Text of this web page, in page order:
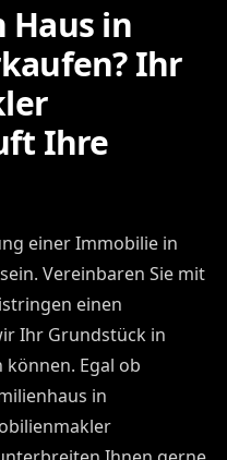
Haus in
Ihr
Ihre
einer Immobilie in
Vereinbaren Sie mit
einen
Ihr Grundstück in
Egal ob
in